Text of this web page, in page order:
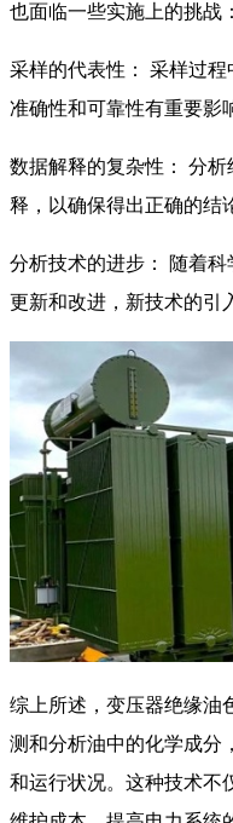
也面临一些实施上的挑战：
采样的代表性： 采样过
准确性和可靠性有重要影
数据解释的复杂性： 分
释，以确保得出正确的结
分析技术的进步： 随着
更新和改进，新技术的引
综上所述，变压器绝缘油
测和分析油中的化学成分
和运行状况。这种技术不